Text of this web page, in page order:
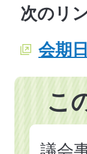
次のリ
会期
こ